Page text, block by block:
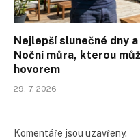
Nejlepší slunečné dny
Noční můra, kterou
hovorem
29. 7. 2026
Komentáře jsou uzavřeny.